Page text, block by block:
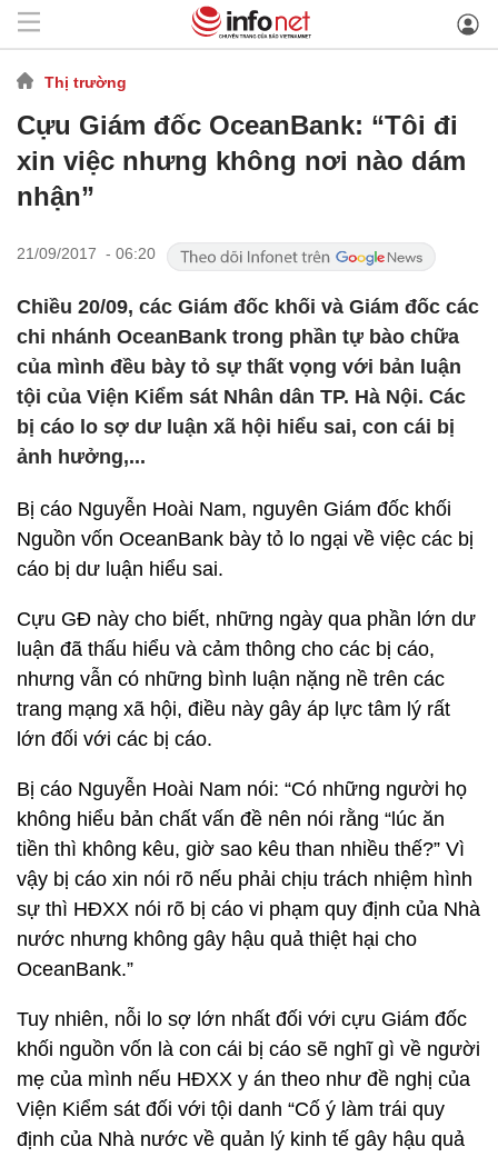
Thị trường
Cựu Giám đốc OceanBank: “Tôi đi
xin việc nhưng không nơi nào dám
nhận”
21/09/2017 - 06:20
Chiều 20/09, các Giám đốc khối và Giám đốc các
chi nhánh OceanBank trong phần tự bào chữa
của mình đều bày tỏ sự thất vọng với bản luận
tội của Viện Kiểm sát Nhân dân TP. Hà Nội. Các
bị cáo lo sợ dư luận xã hội hiểu sai, con cái bị
ảnh hưởng,...
Bị cáo Nguyễn Hoài Nam, nguyên Giám đốc khối
Nguồn vốn OceanBank bày tỏ lo ngại về việc các bị
cáo bị dư luận hiểu sai.
Cựu GĐ này cho biết, những ngày qua phần lớn dư
luận đã thấu hiểu và cảm thông cho các bị cáo,
nhưng vẫn có những bình luận nặng nề trên các
trang mạng xã hội, điều này gây áp lực tâm lý rất
lớn đối với các bị cáo.
Bị cáo Nguyễn Hoài Nam nói: “Có những người họ
không hiểu bản chất vấn đề nên nói rằng “lúc ăn
tiền thì không kêu, giờ sao kêu than nhiều thế?” Vì
vậy bị cáo xin nói rõ nếu phải chịu trách nhiệm hình
sự thì HĐXX nói rõ bị cáo vi phạm quy định của Nhà
nước nhưng không gây hậu quả thiệt hại cho
OceanBank.”
Tuy nhiên, nỗi lo sợ lớn nhất đối với cựu Giám đốc
khối nguồn vốn là con cái bị cáo sẽ nghĩ gì về người
mẹ của mình nếu HĐXX y án theo như đề nghị của
Viện Kiểm sát đối với tội danh “Cố ý làm trái quy
định của Nhà nước về quản lý kinh tế gây hậu quả